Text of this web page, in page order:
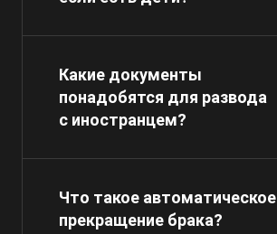
Какие документы
понадобятся для развода
с иностранцем?
Что такое автоматическое
прекращение брака?